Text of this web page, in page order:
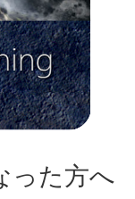
った方へ